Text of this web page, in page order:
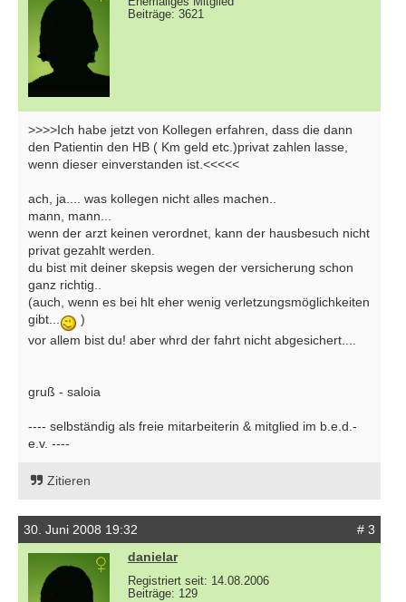
Beiträge: 3621
>>>>Ich habe jetzt von Kollegen erfahren, dass die dann
den Patientin den HB ( Km geld etc.)privat zahlen lasse,
wenn dieser einverstanden ist.<<<<<
ach, ja.... was kollegen nicht alles machen..
mann, mann...
wenn der arzt keinen verordnet, kann der hausbesuch nicht
privat gezahlt werden.
du bist mit deiner skepsis wegen der versicherung schon
ganz richtig..
(auch, wenn es bei hlt eher wenig verletzungsmöglichkeiten
gibt...
)
vor allem bist du! aber whrd der fahrt nicht abgesichert....
gruß - saloia
---- selbständig als freie mitarbeiterin & mitglied im b.e.d.-
e.v. ----
Zitieren
30. Juni 2008 19:32
# 3
danielar
Registriert seit: 14.08.2006
Beiträge: 129